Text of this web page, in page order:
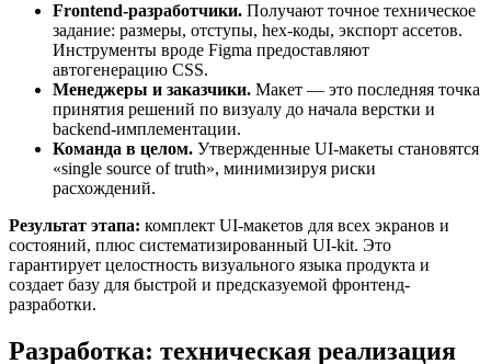
Frontend-разработчики. Получают точное техническое
задание: размеры, отступы, hex-коды, экспорт ассетов.
Инструменты вроде Figma предоставляют
автогенерацию CSS.
Менеджеры и заказчики. Макет — это последняя точка
принятия решений по визуалу до начала верстки и
backend-имплементации.
Команда в целом. Утвержденные UI-макеты становятся
«single source of truth», минимизируя риски
расхождений.
Результат этапа: комплект UI-макетов для всех экранов и
состояний, плюс систематизированный UI-kit. Это
гарантирует целостность визуального языка продукта и
создает базу для быстрой и предсказуемой фронтенд-
разработки.
Разработка: техническая реализация